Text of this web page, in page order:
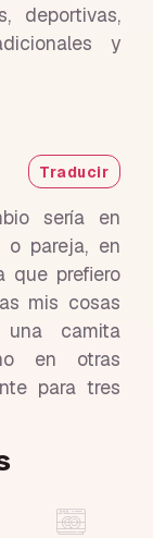
deportivas,
y
Traducir
sería en
o pareja, en
que prefiero
mis cosas
una camita
en otras
para tres